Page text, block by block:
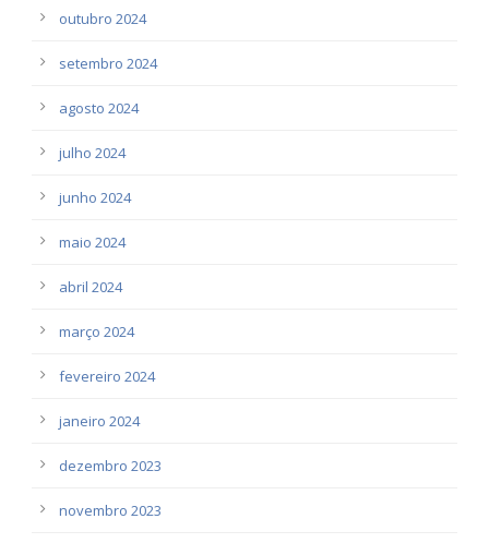
outubro 2024
setembro 2024
agosto 2024
julho 2024
junho 2024
maio 2024
abril 2024
março 2024
fevereiro 2024
janeiro 2024
dezembro 2023
novembro 2023